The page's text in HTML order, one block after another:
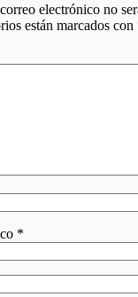
electrónico no
están marcados con
*